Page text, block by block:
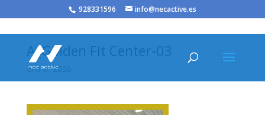
/* JS para menú plegable móvil Divi */
928331596 info@necactive.es
A_Golden Fit Center-03
Ene 8, 2026